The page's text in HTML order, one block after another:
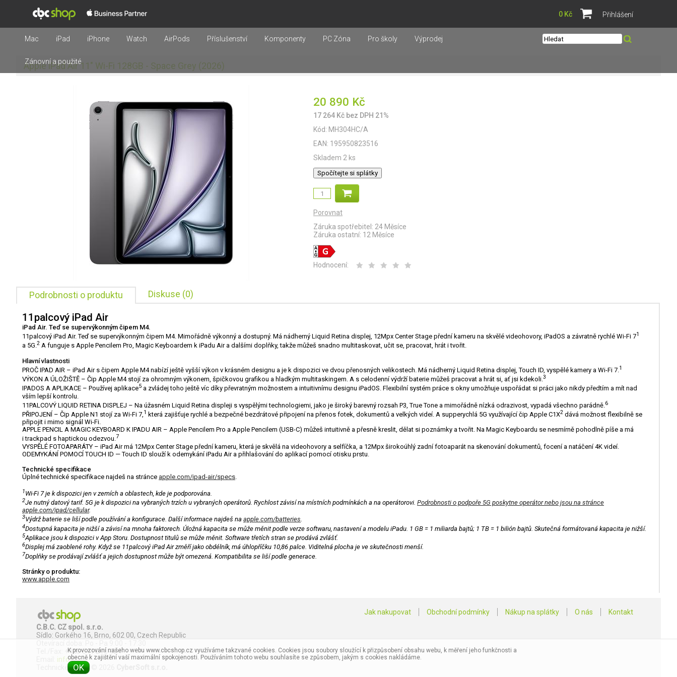
Apple iPad Air 11" Wi-Fi 128GB - Space Grey (2026)
20 890 Kč
17 264 Kč bez DPH 21%
Kód: MH304HC/A
EAN: 195950823516
Skladem 2 ks
Spočítejte si splátky
Porovnat
Záruka spotřebitel: 24 Měsíce
Záruka ostatní: 12 Měsíce
Hodnocení:
Podrobnosti o produktu Diskuse (0)
11palcový iPad Air
iPad Air. Teď se supervýkonným čipem M4.
11palcový iPad Air. Teď se supervýkonným čipem M4. Mimořádně výkonný a dostupný. Má nádherný Liquid Retina displej, 12Mpx Center Stage přední kameru na skvělé videohovory, iPadOS a závratně rychlé Wi-Fi 71
a 5G.2 A funguje s Apple Pencilem Pro, Magic Keyboardem k iPadu Air a dalšími doplňky, takže můžeš snadno multitaskovat, učit se, pracovat, hrát i tvořit.
Hlavní vlastnosti
PROČ IPAD AIR – iPad Air s čipem Apple M4 nabízí ještě vyšší výkon v krásném designu a je k dispozici ve dvou přenosných velikostech. Má nádherný Liquid Retina displej, Touch ID, vyspělé kamery a Wi-Fi 7. 1
VÝKON A ÚLOŽIŠTĚ – Čip Apple M4 stojí za ohromným výkonem, špičkovou grafikou a hladkým multitaskingem. A s celodenní výdrží baterie můžeš pracovat a hrát si, ať jsi kdekoli.3
IPADOS A APLIKACE – Používej aplikace5 a zvládej toho ještě víc díky převratným možnostem a intuitivnímu designu iPadOS. Flexibilní systém práce s okny umožňuje uspořádat si práci jako nikdy předtím a mít nad
vším lepší kontrolu.
11PALCOVÝ LIQUID RETINA DISPLEJ – Na úžasném Liquid Retina displeji s vyspělými technologiemi, jako je široký barevný rozsah P3, True Tone a mimořádně nízká odrazivost, vypadá všechno parádně. 6
PŘIPOJENÍ – Čip Apple N1 stojí za Wi-Fi 7,1 která zajišťuje rychlé a bezpečné bezdrátové připojení na přenos fotek, dokumentů a velkých videí. A supperychlá 5G využívající čip Apple C1X2 dává možnost flexibilně se
připojit i mimo signál Wi-Fi.
APPLE PENCIL A MAGIC KEYBOARD K IPADU AIR – Apple Pencilem Pro a Apple Pencilem (USB-C) můžeš intuitivně a přesně kreslit, dělat si poznámky a tvořit. Na Magic Keyboardu se nesmírně pohodlně píše a má
i trackpad s haptickou odezvou.7
VYSPĚLÉ FOTOAPARÁTY – iPad Air má 12Mpx Center Stage přední kameru, která je skvělá na videohovory a selfíčka, a 12Mpx širokoúhlý zadní fotoaparát na skenování dokumentů, focení a natáčení 4K videí.
ODEMYKÁNÍ POMOCÍ TOUCH ID — Touch ID slouží k odemykání iPadu Air a přihlašování do aplikací pomocí otisku prstu.
Technické specifikace
Úplné technické specifikace najdeš na stránce apple.com/ipad-air/specs
1Wi-Fi 7 je k dispozici jen v zemích a oblastech, kde je podporována.
2Je nutný datový tarif. 5G je k dispozici na vybraných trzích u vybraných operátorů. Rychlost závisí na místních podmínkách a na operátorovi. Podrobnosti o podpoře 5G poskytne operátor nebo jsou na stránce
apple.com/ipad/cellular.
3Výdrž baterie se liší podle používání a konfigurace. Další informace najdeš na apple.com/batteries.
4Dostupná kapacita je nižší a závisí na mnoha faktorech. Úložná kapacita se může měnit podle verze softwaru, nastavení a modelu iPadu. 1 GB = 1 miliarda bajtů; 1 TB = 1 bilión bajtů. Skutečná formátovaná kapacita je nižší.
5Aplikace jsou k dispozici v App Storu. Dostupnost titulů se může měnit. Software třetích stran se prodává zvlášť.
6Displej má zaoblené rohy. Když se 11palcový iPad Air změří jako obdélník, má úhlopříčku 10,86 palce. Viditelná plocha je ve skutečnosti menší.
7Doplňky se prodávají zvlášť a jejich dostupnost může být omezená. Kompatibilita se liší podle generace.
Stránky o produktu:
www.apple.com
Přihlášení
0 Kč
Mac iPad iPhone Watch AirPods Příslušenství Komponenty PC Zóna Pro školy Výprodej
Zánovní a použité
Jak nakupovat Obchodní podmínky Nákup na splátky O nás
Kontakt
C.B.C. CZ spol. s.r.o.
Sídlo: Gorkého 16, Brno, 602 00, Czech Republic
Tel./Fax: +420 541 218 424
info
Technické řešení © 2026
K provozování našeho webu www.cbcshop.cz využíváme takzvané cookies. Cookies jsou soubory sloužící k přizpůsobení obsahu webu, k měření jeho funkčnosti a
obecně k zajištění vaší maximální spokojenosti. Používáním tohoto webu souhlasíte se způsobem, jakým s cookies nakládáme.
OK